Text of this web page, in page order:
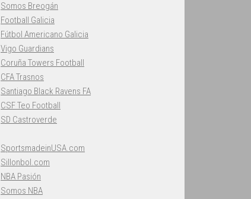
Somos Breogán
Football Galicia
Fútbol Americano Galicia
Vigo Guardians
Coruña Towers Football
CFA Trasnos
Santiago Black Ravens FA
CSF Teo Football
SD Castroverde
SportsmadeinUSA.com
Sillonbol.com
NBA Pasión
Somos NBA